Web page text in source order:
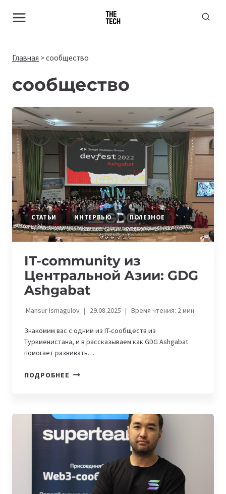
Главная >сообщество
сообщество
СТАТЬИ ИНТЕРВЬЮ ПОЛЕЗНОЕ
IT-community из
Центральной Азии: GDG
Ashgabat
Mansur Ismagulov 29.08.2025 Время чтения: 2мин
Знакомим вас с одним из IT-сообществ из
Туркменистана, и в рассказываем как GDG Ashgabat
помогает развивать…
ПОДРОБНЕЕ IT-
АЗИИ:
GDG
ASHGABAT